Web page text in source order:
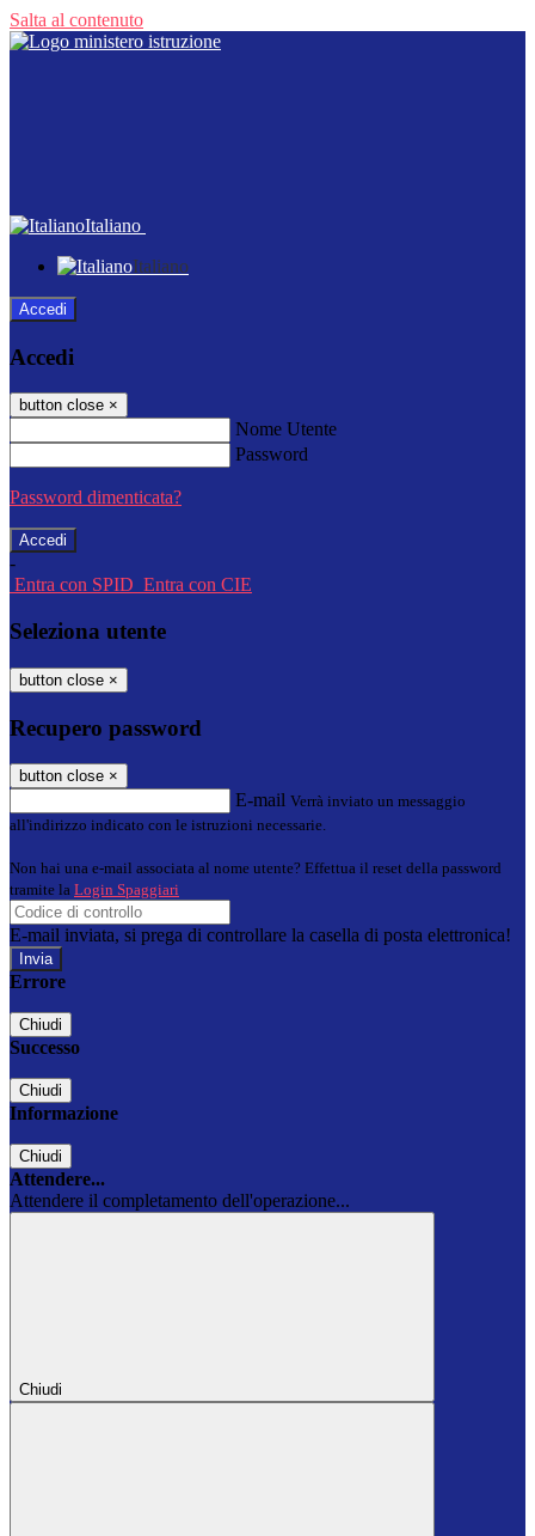
Salta al contenuto
Italiano
Italiano
Accedi
Accedi
button close ×
Nome Utente
Password
Password dimenticata?
-
Entra con SPID Entra con CIE
Seleziona utente
button close ×
Recupero password
button close ×
E-mail Verrà inviato un messaggio
all'indirizzo indicato con le istruzioni necessarie.
Non hai una e-mail associata al nome utente? Effettua il reset della password
tramite la Login Spaggiari
E-mail inviata, si prega di controllare la casella di posta elettronica!
Errore
Chiudi
Successo
Chiudi
Informazione
Chiudi
Attendere...
Attendere il completamento dell'operazione...
Chiudi